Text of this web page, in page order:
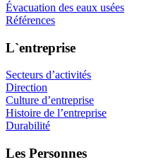
Évacuation des eaux usées
Références
L`entreprise
Secteurs d’activités
Direction
Culture d’entreprise
Histoire de l’entreprise
Durabilité
Les Personnes